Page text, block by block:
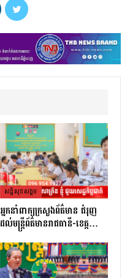
សន្តិសុខសង្គម
អ្នកនាំពាក្យក្រសួងព័ត៌មាន ជំរុញ
ដល់មន្ត្រីព័ត៌មានរាជធានី-ខេត្ត…